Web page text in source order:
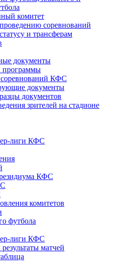
комитет
соревнований
и трансферам
документы
программы
КФС
документы
документов
зрителей на стадионе
лиги КФС
КФС
комитетов
футбола
лиги КФС
матчей